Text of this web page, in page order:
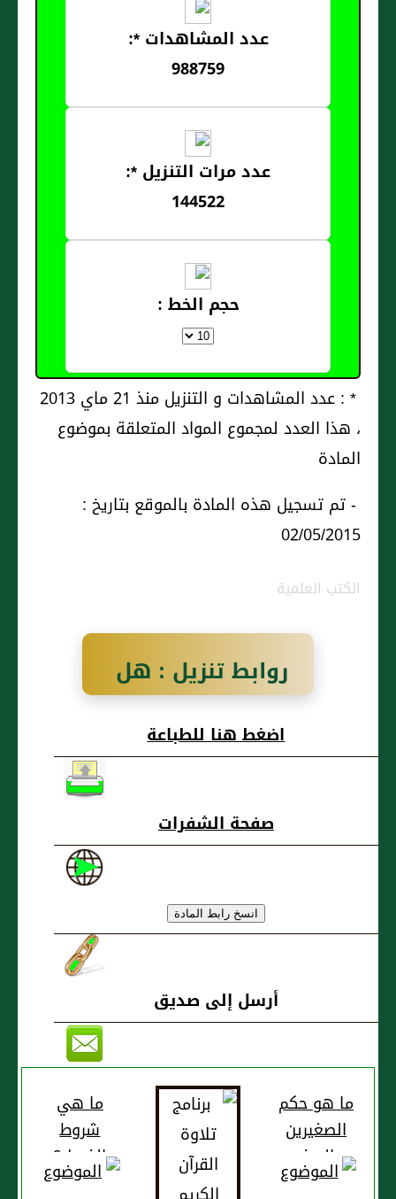
عدد المشاهدات *:
988759
عدد مرات التنزيل *:
144522
حجم الخط :
* : عدد المشاهدات و التنزيل منذ 21 ماي 2013
، هذا العدد لمجموع المواد المتعلقة بموضوع
المادة
- تم تسجيل هذه المادة بالموقع بتاريخ :
02/05/2015
الكتب العلمية
روابط تنزيل : هل
يوجب الحيض
والنفاس الغسل
اضغط هنا للطباعة
صفحة الشفرات
أرسل إلى صديق
ما هو حكم
الصغيرين
والصغير
والبالغة
ما هي
شروط
الغسل؟